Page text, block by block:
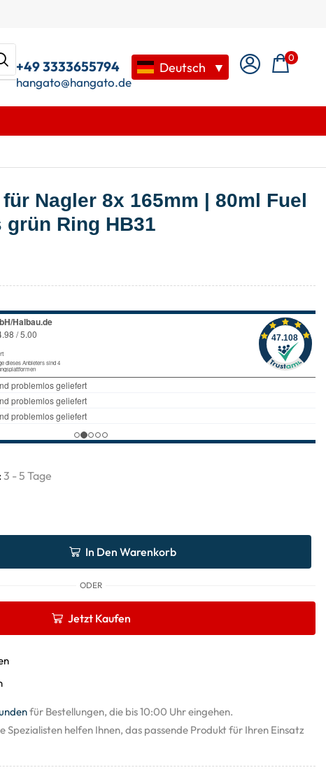
+49 3333655794
hangato@hangato.de
Deutsch ▼
0
Nagler 8x 165mm | 80ml Fuel
Ring HB31
3 - 5 Tage
In Den Warenkorb
ODER
Jetzt Kaufen
für Bestellungen, die bis 10:00 Uhr eingehen.
Spezialisten helfen Ihnen, das passende Produkt für Ihren Einsatz